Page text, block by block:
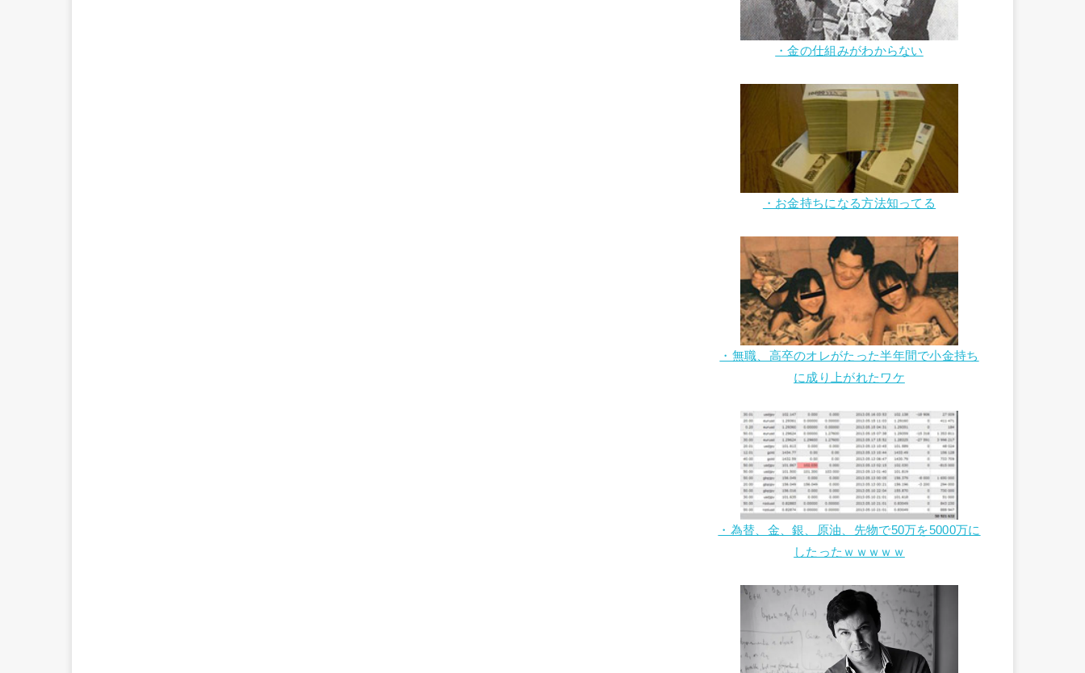
・金の仕組みがわからない
・お金持ちになる方法知ってる
・無職、高卒のオレがたった半年間で小金持ち
に成り上がれたワケ
・為替、金、銀、原油、先物で50万を5000万に
したったｗｗｗｗｗ